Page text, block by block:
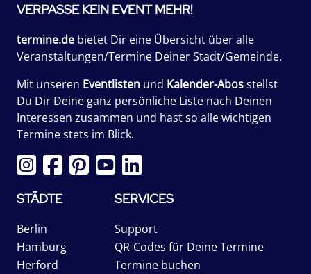
VERPASSE KEIN EVENT MEHR!
termine.de bietet Dir eine Übersicht über alle
Veranstaltungen/Termine Deiner Stadt/Gemeinde.
Mit unseren Eventlisten und Kalender-Abosstellst
Du Dir Deine ganz persönliche Liste nach Deinen
Interessen zusammen und hast so alle wichtigen
Termine stets im Blick.
STÄDTE
Berlin
Hamburg
Herford
SERVICES
Support
QR-Codes für Deine Termine
Termine buchen